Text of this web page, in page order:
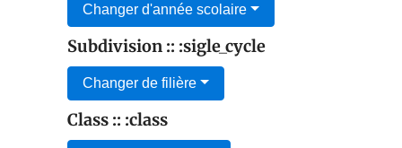
Changer d'année scolaire
Subdivision :: :sigle_cycle
Changer de filière
Class :: :class